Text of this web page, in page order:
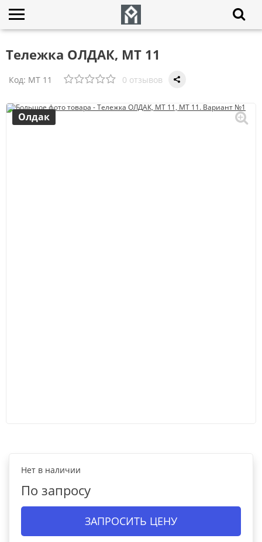
Тележка ОЛДАК, МТ 11
Код: МТ 11 0 отзывов
Олдак
Нет в наличии
По запросу
ЗАПРОСИТЬ ЦЕНУ